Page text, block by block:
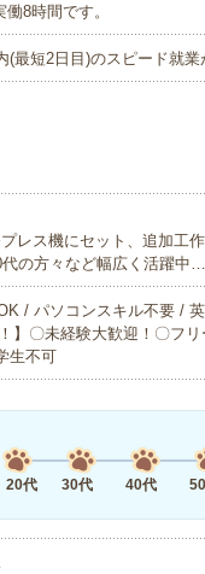
8時間です。
(最短2日目)のスピード就業
レス機にセット、追加工
の方々など幅広く活躍中…
/ パソコンスキル不要 /
！】〇未経験大歓迎！〇
生不可
20代
30代 40代